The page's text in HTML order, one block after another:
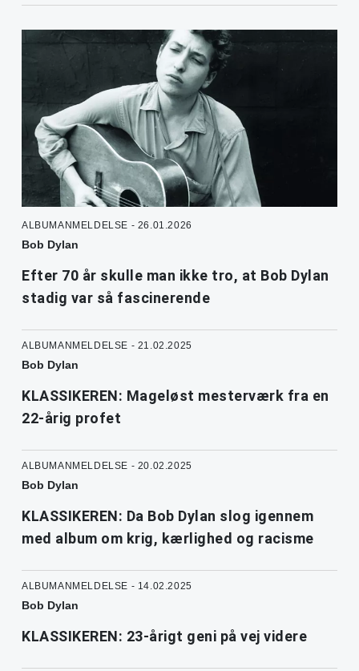
ALBUMANMELDELSE - 26.01.2026
Bob Dylan
Efter 70 år skulle man ikke tro, at Bob Dylan
stadig var så fascinerende
ALBUMANMELDELSE - 21.02.2025
Bob Dylan
KLASSIKEREN: Mageløst mesterværk fra en
22-årig profet
ALBUMANMELDELSE - 20.02.2025
Bob Dylan
KLASSIKEREN: Da Bob Dylan slog igennem
med album om krig, kærlighed og racisme
ALBUMANMELDELSE - 14.02.2025
Bob Dylan
KLASSIKEREN: 23-årigt geni på vej videre